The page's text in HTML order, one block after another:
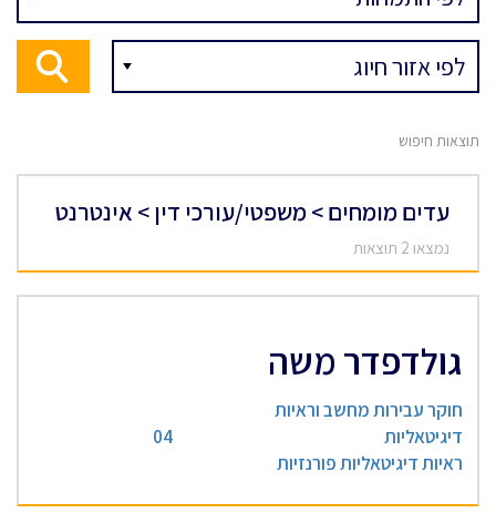
תוצאות חיפוש
עדים מומחים > משפטי/עורכי דין > אינטרנט
נמצאו 2 תוצאות
גולדפדר משה
חוקר עבירות מחשב וראיות
דיגיטאליות
ראיות דיגיטאליות פורנזיות
04